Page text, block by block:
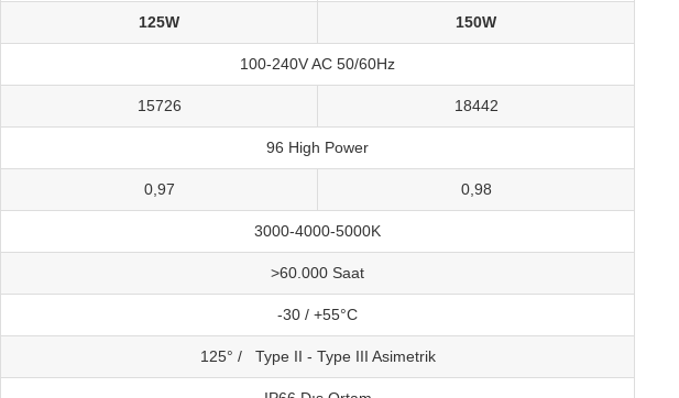
125W 150W
100-240V AC 50/60Hz
15726 18442
96 High Power
0,97 0,98
3000-4000-5000K
>60.000 Saat
-30 / +55°C
125° / Type II - Type III Asimetrik